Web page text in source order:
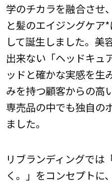
学のチカラを融合させ
と髪のエイジングケア
して誕生しました。美
出来ない「ヘッドキュ
ッドと確かな実感を生
みを持つ顧客からの高
専売品の中でも独自の
ました。
リブランディングでは
く。」をコンセプトに